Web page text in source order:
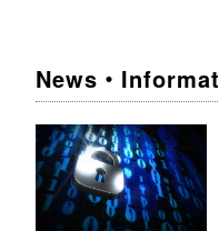
News・